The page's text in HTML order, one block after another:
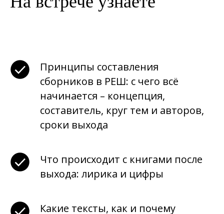
Принципы составления
сборников в РЕШ: с чего всё
начинается – концепция,
составитель, круг тем и авторов,
сроки выхода
Что происходит с книгами после
выхода: лирика и цифры
Какие тексты, как и почему